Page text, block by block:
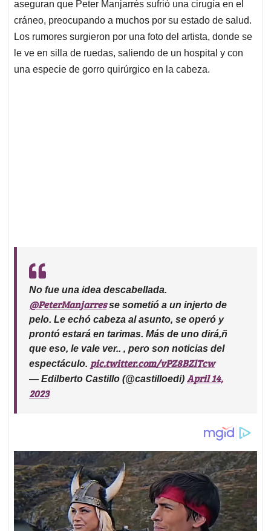
aseguran que Peter Manjarrés sufrió una cirugía en el
cráneo, preocupando a muchos por su estado de salud.
Los rumores surgieron por una foto del artista, donde se
le ve en silla de ruedas, saliendo de un hospital y con
una especie de gorro quirúrgico en la cabeza.
No fue una idea descabellada.
@PeterManjarresse sometió a un injerto de
pelo. Le echó cabeza al asunto, se operó y
prontó estará en tarimas. Más de uno dirá,ñ
que eso, le vale ver.. , pero son noticias del
espectáculo. pic.twitter.com/vPZ8BZlTcw
— Edilberto Castillo (@castilloedi) April 14,
2023